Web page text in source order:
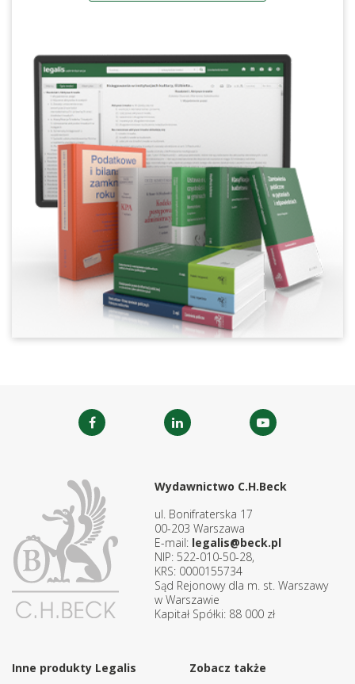
Wydawnictwo C.H.Beck
ul. Bonifraterska 17
00-203 Warszawa
E-mail: legalis@beck.pl
NIP: 522-010-50-28,
KRS: 0000155734
Sąd Rejonowy dla m. st. Warszawy
w Warszawie
Kapitał Spółki: 88 000 zł
Inne produkty Legalis Zobacz także